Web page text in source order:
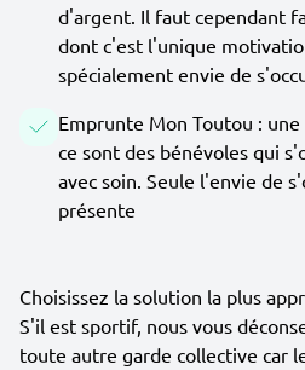
d'argent. Il faut cependant
dont c'est l'unique
spécialement envie de
Emprunte Mon Toutou :
ce sont des bénévoles qui
avec soin. Seule l'envie de
présente
Choisissez la solution la plus
S'il est sportif, nous vous
toute autre garde collective car